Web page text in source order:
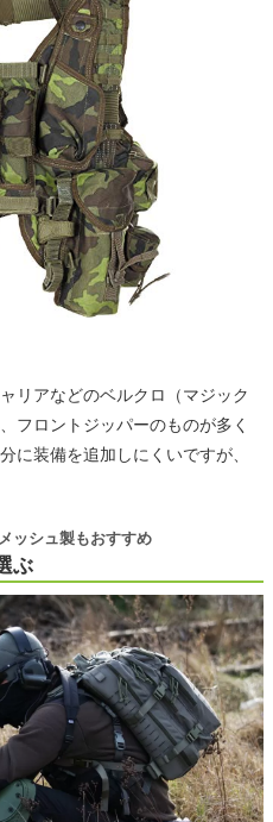
リアなどのベルクロ（マジック
フロントジッパーのものが多く
に装備を追加しにくいですが、
ぶ
ッシュ製もおすすめ